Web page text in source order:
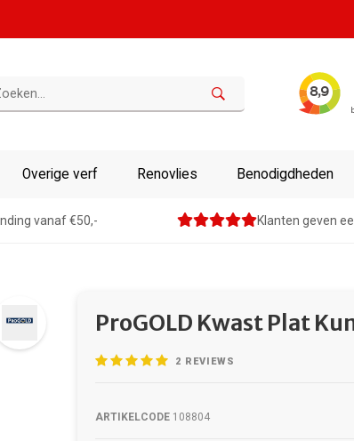
Overige verf Renovlies Benodigdheden
vanaf €50,- Klanten geven
ProGOLD Kwast Plat
2 REVIEWS
ARTIKELCODE108804